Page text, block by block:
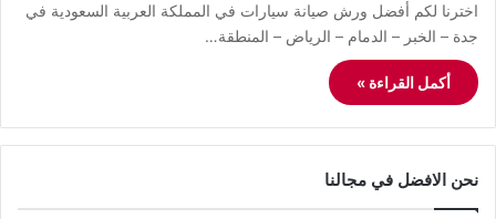
اخترنا لكم أفضل ورش صيانة سيارات في المملكة العربية السعودية في
جدة – الخبر – الدمام – الرياض – المنطقة…
أكمل القراءة »
نحن الافضل في مجالنا